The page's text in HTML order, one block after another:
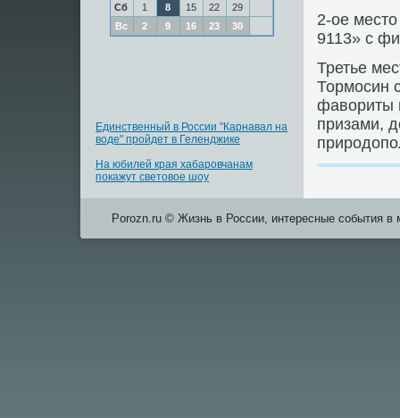
Сб
1 8 15 22
29
Вс
2 9 16 23 30
Единственный в России "Карнавал на
воде" пройдет в Геленджике
На юбилей края хабаровчанам
покажут световое шоу
2-ое
9113» с
Третье
Тормοсин
фавориты
призами,
Porozn.ru © Жизнь в России, интересные события в